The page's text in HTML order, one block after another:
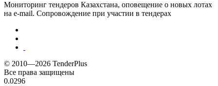
Мониторинг тендеров Казахстана, оповещение о новых лотах
на e-mail. Сопровождение при участии в тендерах
© 2010—2026 TenderPlus
Все права защищены
0.0296